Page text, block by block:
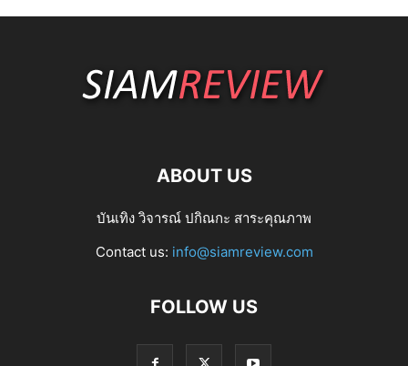
ABOUT US
บันเทิง วิจารณ์ ปกิณกะ สาระคุณภาพ
Contact us: info@siamreview.com
FOLLOW US